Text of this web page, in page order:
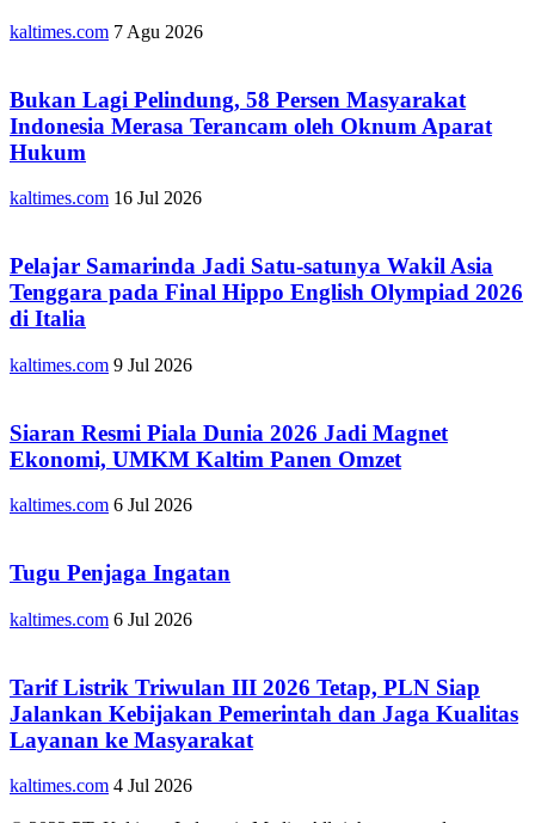
kaltimes.com 7 Agu 2026
Bukan Lagi Pelindung, 58 Persen Masyarakat
Indonesia Merasa Terancam oleh Oknum Aparat
Hukum
kaltimes.com 16 Jul 2026
Pelajar Samarinda Jadi Satu-satunya Wakil Asia
Tenggara pada Final Hippo English Olympiad 2026
di Italia
kaltimes.com 9 Jul 2026
Siaran Resmi Piala Dunia 2026 Jadi Magnet
Ekonomi, UMKM Kaltim Panen Omzet
kaltimes.com 6 Jul 2026
Tugu Penjaga Ingatan
kaltimes.com 6 Jul 2026
Tarif Listrik Triwulan III 2026 Tetap, PLN Siap
Jalankan Kebijakan Pemerintah dan Jaga Kualitas
Layanan ke Masyarakat
kaltimes.com 4 Jul 2026